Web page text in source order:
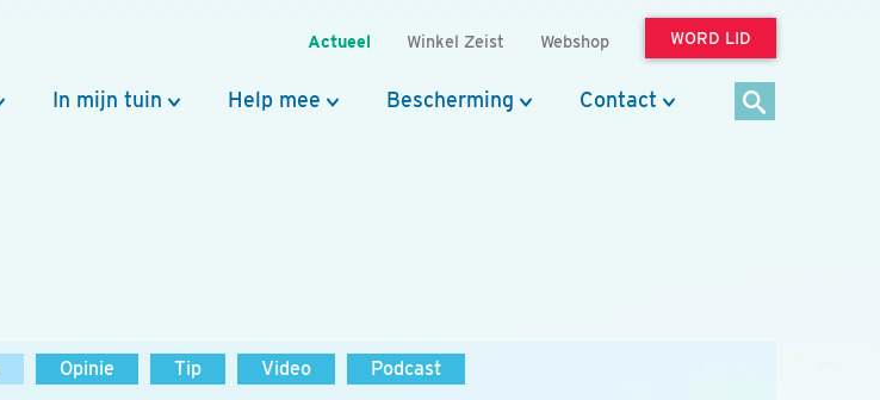
Actueel Winkel Zeist Webshop WORD LID
In mijn tuin Help mee Bescherming Contact
Opinie Tip Video Podcast